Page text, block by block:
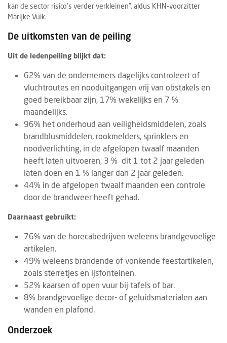
kan de sector risico’s verder verkleinen”, aldus KHN-voorzitter
Marijke Vuik.
De uitkomsten van de peiling
Uit de ledenpeiling blijkt dat:
62% van de ondernemers dagelijks controleert of
vluchtroutes en nooduitgangen vrij van obstakels en
goed bereikbaar zijn, 17% wekelijks en 7 %
maandelijks.
96% het onderhoud aan veiligheidsmiddelen, zoals
brandblusmiddelen, rookmelders, sprinklers en
noodverlichting, in de afgelopen twaalf maanden
heeft laten uitvoeren, 3 % dit 1 tot 2 jaar geleden
laten doen en 1 % langer dan 2 jaar geleden.
44% in de afgelopen twaalf maanden een controle
door de brandweer heeft gehad.
Daarnaast gebruikt:
76% van de horecabedrijven weleens brandgevoelige
artikelen.
49% weleens brandende of vonkende feestartikelen,
zoals sterretjes en ijsfonteinen.
52% kaarsen of open vuur bij tafels of bar.
8% brandgevoelige decor- of geluidsmaterialen aan
wanden en plafond.
Onderzoek